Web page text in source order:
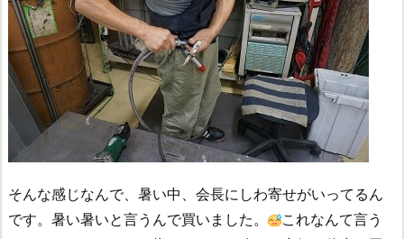
そんな感じなんで、暑い中、会長にしわ寄せがいってるん
です。暑い暑いと言うんで買いました。
これなんて言う